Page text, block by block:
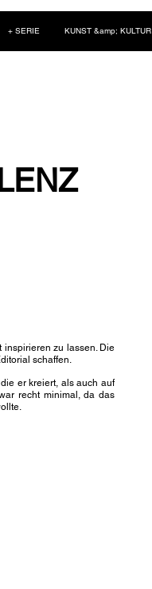
+ SERIE KUNST &amp; KULTUR
inspirieren zu lassen. Die
schaffen.
er kreiert, als auch auf
recht minimal, da das